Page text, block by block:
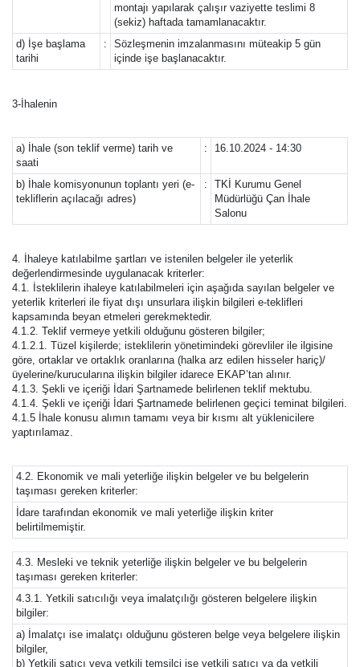
montajı yapılarak çalışır vaziyette teslimi 8
(sekiz) haftada tamamlanacaktır.
d) İşe başlama
tarihi
:
Sözleşmenin imzalanmasını müteakip 5 gün
içinde işe başlanacaktır.
3-İhalenin
a) İhale (son teklif verme) tarih ve
saati
: 16.10.2024 - 14:30
b) İhale komisyonunun toplantı yeri (e-
tekliflerin açılacağı adres)
:
TKİ Kurumu Genel
Müdürlüğü Çan İhale
Salonu
4. İhaleye katılabilme şartları ve istenilen belgeler ile yeterlik
değerlendirmesinde uygulanacak kriterler:
4.1. İsteklilerin ihaleye katılabilmeleri için aşağıda sayılan belgeler ve
yeterlik kriterleri ile fiyat dışı unsurlara ilişkin bilgileri e-teklifleri
kapsamında beyan etmeleri gerekmektedir.
4.1.2. Teklif vermeye yetkili olduğunu gösteren bilgiler;
4.1.2.1. Tüzel kişilerde; isteklilerin yönetimindeki görevliler ile ilgisine
göre, ortaklar ve ortaklık oranlarına (halka arz edilen hisseler hariç)/
üyelerine/kurucularına ilişkin bilgiler idarece EKAP’tan alınır.
4.1.3. Şekli ve içeriği İdari Şartnamede belirlenen teklif mektubu.
4.1.4. Şekli ve içeriği İdari Şartnamede belirlenen geçici teminat bilgileri.
4.1.5 İhale konusu alımın tamamı veya bir kısmı alt yüklenicilere
yaptırılamaz.
4.2. Ekonomik ve mali yeterliğe ilişkin belgeler ve bu belgelerin
taşıması gereken kriterler:
İdare tarafından ekonomik ve mali yeterliğe ilişkin kriter
belirtilmemiştir.
4.3. Mesleki ve teknik yeterliğe ilişkin belgeler ve bu belgelerin
taşıması gereken kriterler:
4.3.1. Yetkili satıcılığı veya imalatçılığı gösteren belgelere ilişkin
bilgiler:
a) İmalatçı ise imalatçı olduğunu gösteren belge veya belgelere ilişkin
bilgiler,
b) Yetkili satıcı veya yetkili temsilci ise yetkili satıcı ya da yetkili